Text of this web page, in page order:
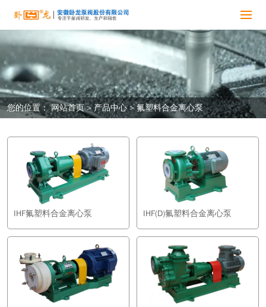
您的位置： 网站首页>产品中心>氟塑料合金离心泵
IHF氟塑料合金离心泵 IHF(D)氟塑料合金离心泵